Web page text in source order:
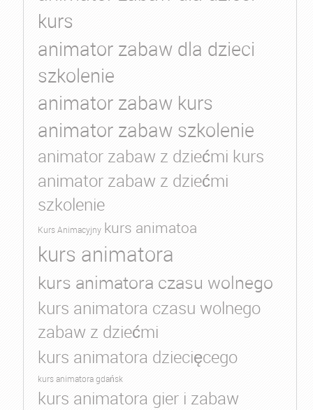
kurs
animator zabaw dla dzieci
szkolenie
animator zabaw kurs
animator zabaw szkolenie
animator zabaw z dziećmi kurs
animator zabaw z dziećmi
szkolenie
Kurs Animacyjny kurs animatoa
kurs animatora
kurs animatora czasu wolnego
kurs animatora czasu wolnego
zabaw z dziećmi
kurs animatora dziecięcego
kurs animatora gdańsk
kurs animatora gier i zabaw